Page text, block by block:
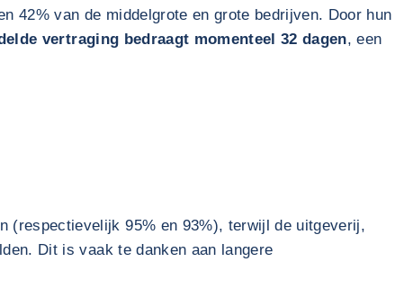
42% van de middelgrote en grote bedrijven. Door hun
vertraging bedraagt momenteel 32 dagen, een
(respectievelijk 95% en 93%), terwijl de uitgeverij,
Dit is vaak te danken aan langere